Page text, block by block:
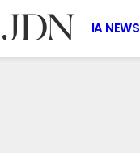
IA NEWS